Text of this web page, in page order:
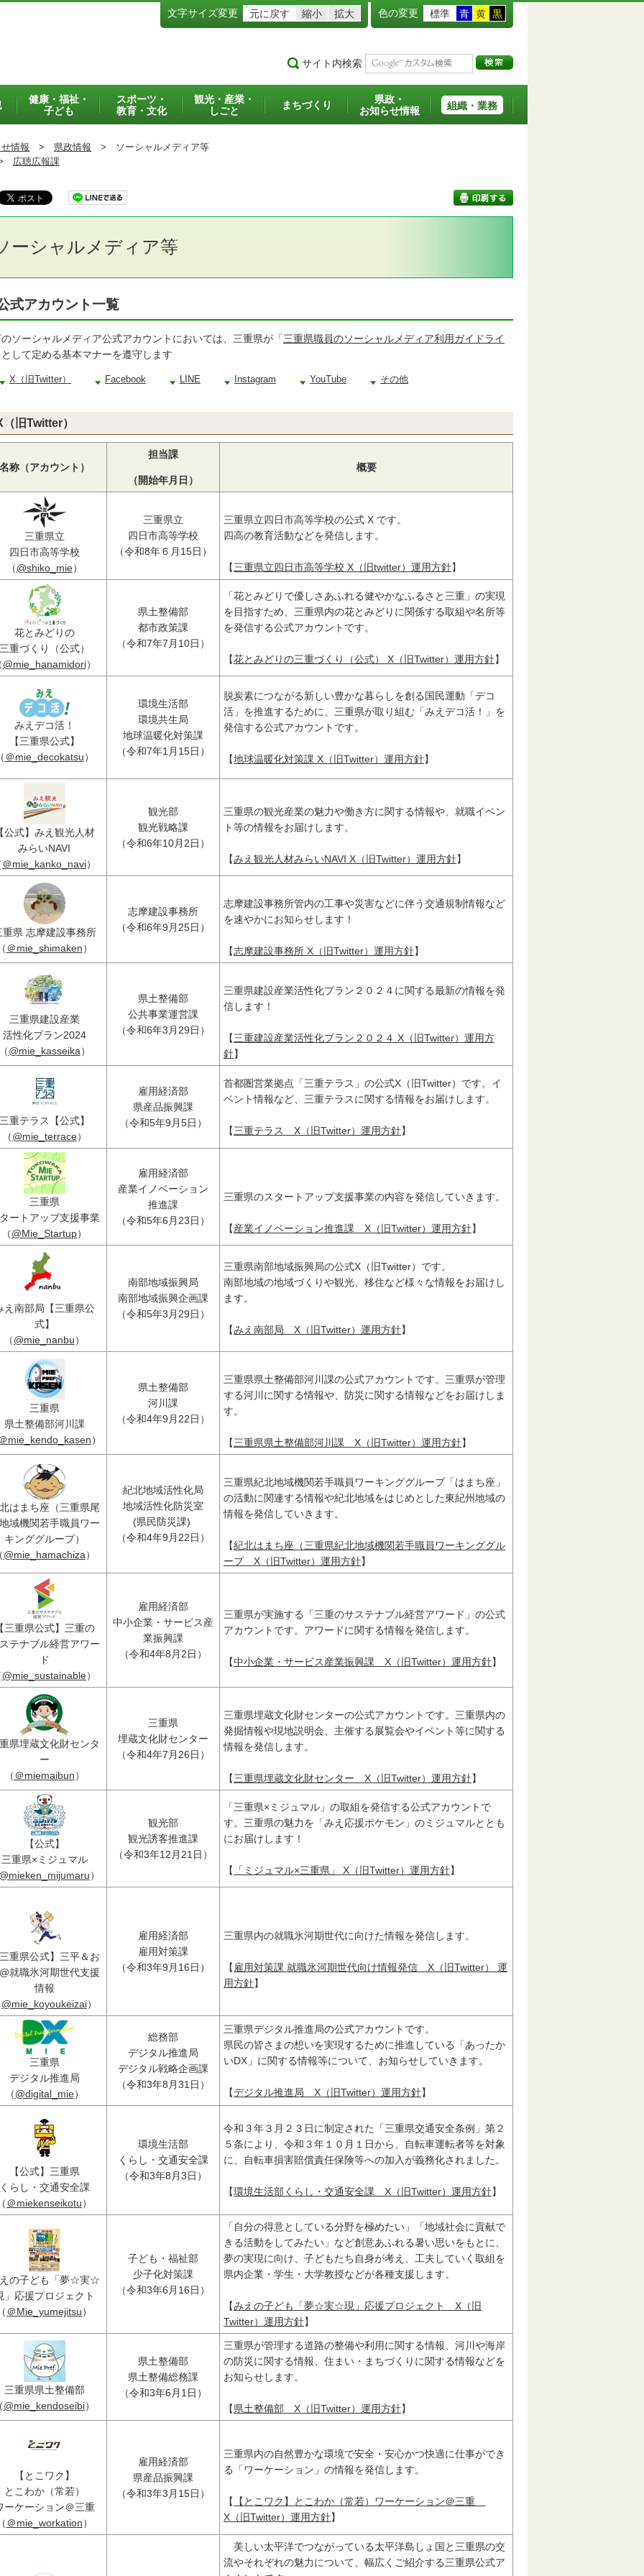
文字サイズ変更 元に戻す 縮小 拡大 色の変更 標準 青 黄 黒
サイト内検索
健康・福祉・
子ども
スポーツ・
教育・文化
観光・産業・
しごと
まちづくり
県政・
お知らせ情報
組織・業務
情報 > 県政情報 > ソーシャルメディア等
広聴広報課
ーシャルメディア等
式アカウント一覧
ソーシャルメディア公式アカウントにおいては、三重県が「三重県職員のソーシャルメディア利用ガイドライ
して定める基本マナーを遵守します
X（旧Twitter） Facebook LINE Instagram YouTube その他
（旧Twitter）
称（アカウント）
担当課
（開始年月日）
概要
三重県立
四日市高等学校
（@shiko_mie）
三重県立
四日市高等学校
（令和8年６月15日）
三重県立四日市高等学校の公式 X です。
四高の教育活動などを発信します。
【三重県立四日市高等学校 X（旧twitter）運用方針】
花とみどりの
重づくり（公式）
@mie_hanamidori）
県土整備部
都市政策課
（令和7年7月10日）
「花とみどりで優しさあふれる健やかなふるさと三重」の実現
を目指すため、三重県内の花とみどりに関係する取組や名所等
を発信する公式アカウントです。
【花とみどりの三重づくり（公式） X（旧Twitter）運用方針】
みえデコ活！
【三重県公式】
＠mie_decokatsu）
環境生活部
環境共生局
地球温暖化対策課
（令和7年1月15日）
脱炭素につながる新しい豊かな暮らしを創る国民運動「デコ
活」を推進するために、三重県が取り組む「みえデコ活！」を
発信する公式アカウントです。
【地球温暖化対策課 X（旧Twitter）運用方針】
公式】みえ観光人材
みらいNAVI
＠mie_kanko_navi）
観光部
観光戦略課
（令和6年10月2日）
三重県の観光産業の魅力や働き方に関する情報や、就職イベン
ト等の情報をお届けします。
【みえ観光人材みらいNAVI X（旧Twitter）運用方針】
重県 志摩建設事務所
＠mie_shimaken）
志摩建設事務所
（令和6年9月25日）
志摩建設事務所管内の工事や災害などに伴う交通規制情報など
を速やかにお知らせします！
【志摩建設事務所 X（旧Twitter）運用方針】
三重県建設産業
活性化プラン2024
@mie_kasseika）
県土整備部
公共事業運営課
（令和6年3月29日）
三重県建設産業活性化プラン２０２４に関する最新の情報を発
信します！
【三重建設産業活性化プラン２０２４ X（旧Twitter）運用方
針】
重テラス【公式】
（@mie_terrace）
雇用経済部
県産品振興課
（令和5年9月5日）
首都圏営業拠点「三重テラス」の公式X（旧Twitter）です。イ
ベント情報など、三重テラスに関する情報をお届けします。
【三重テラス X（旧Twitter）運用方針】
三重県
ートアップ支援事業
（@Mie_Startup）
雇用経済部
産業イノベーション
推進課
（令和5年6月23日）
三重県のスタートアップ支援事業の内容を発信していきます。
【産業イノベーション推進課 X（旧Twitter）運用方針】
え南部局【三重県公
式】
（@mie_nanbu）
南部地域振興局
南部地域振興企画課
（令和5年3月29日）
三重県南部地域振興局の公式X（旧Twitter）です。
南部地域の地域づくりや観光、移住など様々な情報をお届けし
ます。
【みえ南部局 X（旧Twitter）運用方針】
三重県
県土整備部河川課
mie_kendo_kasen）
県土整備部
河川課
（令和4年9月22日）
三重県県土整備部河川課の公式アカウントです。三重県が管理
する河川に関する情報や、防災に関する情報などをお届けしま
す。
【三重県県土整備部河川課 X（旧Twitter）運用方針】
はまち座（三重県尾
域機関若手職員ワー
キンググループ）
@mie_hamachiza）
紀北地域活性化局
地域活性化防災室
(県民防災課)
（令和4年9月22日）
三重県紀北地域機関若手職員ワーキンググループ「はまち座」
の活動に関連する情報や紀北地域をはじめとした東紀州地域の
情報を発信していきます。
【紀北はまち座（三重県紀北地域機関若手職員ワーキンググル
ープ X（旧Twitter）運用方針】
三重県公式】三重の
テナブル経営アワー
ド
@mie_sustainable）
雇用経済部
中小企業・サービス産
業振興課
（令和4年8月2日）
三重県が実施する「三重のサステナブル経営アワード」の公式
アカウントです。アワードに関する情報を発信します。
【中小企業・サービス産業振興課 X（旧Twitter）運用方針】
県埋蔵文化財センタ
ー
（ ＠miemaibun）
三重県
埋蔵文化財センター
（令和4年7月26日）
三重県埋蔵文化財センターの公式アカウントです。三重県内の
発掘情報や現地説明会、主催する展覧会やイベント等に関する
情報を発信します。
【三重県埋蔵文化財センター X（旧Twitter）運用方針】
【公式】
三重県×ミジュマル
）
観光部
観光誘客推進課
（令和3年12月21日）
「三重県×ミジュマル」の取組を発信する公式アカウントで
す。三重県の魅力を「みえ応援ポケモン」のミジュマルととも
にお届けします！
【 「ミジュマル×三重県」 X（旧Twitter）運用方針】
重県公式】三平＆お
就職氷河期世代支援
情報
@mie_koyoukeizai）
雇用経済部
雇用対策課
（令和3年9月16日）
三重県内の就職氷河期世代に向けた情報を発信します。
【 雇用対策課 就職氷河期世代向け情報発信 X（旧Twitter） 運
用方針】
三重県
デジタル推進局
（@digital_mie）
総務部
デジタル推進局
デジタル戦略企画課
（令和3年8月31日）
三重県デジタル推進局の公式アカウントです。
県民の皆さまの想いを実現するために推進している「あったか
いDX」に関する情報等について、お知らせしていきます。
【デジタル推進局 X（旧Twitter）運用方針】
【公式】三重県
らし・交通安全課
＠miekenseikotu）
環境生活部
くらし・交通安全課
（令和3年8月3日）
令和３年３月２３日に制定された「三重県交通安全条例」第２
５条により、令和３年１０月１日から、自転車運転者等を対象
に、自転車損害賠償責任保険等への加入が義務化されました。
【環境生活部くらし・交通安全課 X（旧Twitter）運用方針】
の子ども「夢☆実☆
」応援プロジェクト
＠Mie_yumejitsu）
子ども・福祉部
少子化対策課
（令和3年6月16日）
「自分の得意としている分野を極めたい」「地域社会に貢献で
きる活動をしてみたい」など創意あふれる暑い思いをもとに、
夢の実現に向け、子どもたち自身が考え、工夫していく取組を
県内企業・学生・大学教授などが各種支援します。
【みえの子ども「夢☆実☆現」応援プロジェクト X（旧
Twitter）運用方針】
三重県県土整備部
@mie_kendoseibi）
県土整備部
県土整備総務課
（令和3年6月1日）
三重県が管理する道路の整備や利用に関する情報、河川や海岸
の防災に関する情報、住まい・まちづくりに関する情報などを
お知らせします。
【県土整備部 X（旧Twitter）運用方針】
【とこワク】
とこわか（常若）
ーケーション＠三重
＠mie_workation）
雇用経済部
県産品振興課
（令和3年3月15日）
三重県内の自然豊かな環境で安全・安心かつ快適に仕事ができ
る「ワーケーション」の情報を発信します。
【
【とこワク】とこわか（常若）ワーケーション＠三重
X（旧Twitter）運用方針】
美しい太平洋でつながっている太平洋島しょ国と三重県の交
流やそれぞれの魅力について、幅広くご紹介する三重県公式ア